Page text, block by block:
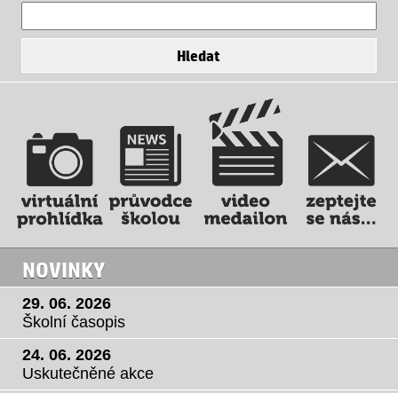
NOVINKY
29. 06. 2026
Školní časopis
24. 06. 2026
Uskutečněné akce